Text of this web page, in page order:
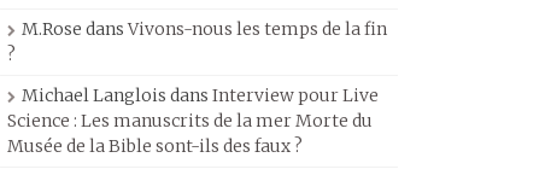
M.Rose dansVivons-nous les temps de la fin
?
Michael Langlois dans Interview pour Live
Science : Les manuscrits de la mer Morte du
Musée de la Bible sont-ils des faux ?